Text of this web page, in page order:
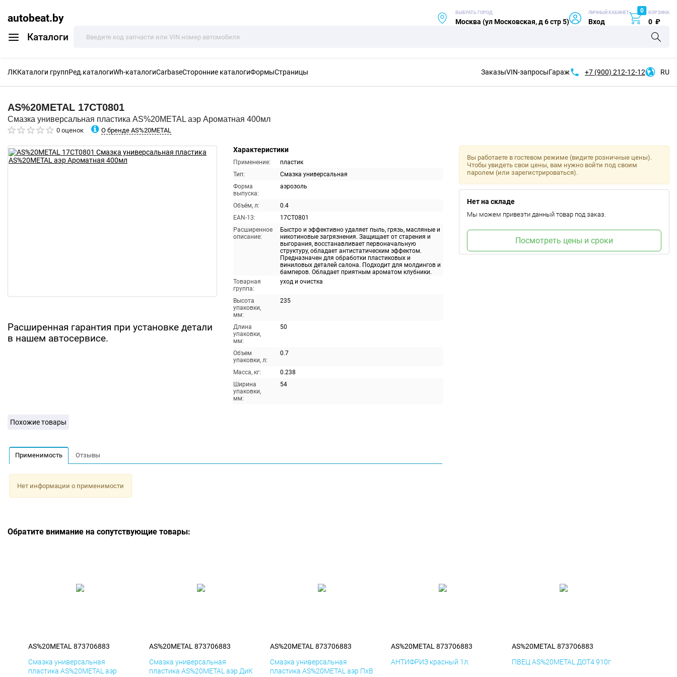
autobeat.by
Каталоги
ВЫБРАТЬ ГОРОД
Москва (ул Московская, д 6 стр 5)
ЛИЧНЫЙ КАБИНЕТ
Вход
0 КОРЗИНА
0 ₽
ЛККаталоги группРед.каталогиWh-каталогиCarbaseСторонние каталогиФормыСтраницы ЗаказыVIN-запросыГараж +7 (900) 212-12-12 RU
AS%20METAL 17CT0801
Смазка универсальная пластика AS%20METAL аэр Ароматная 400мл
0 оценок О бренде AS%20METAL
Расширенная гарантия при установке детали
в нашем автосервисе.
Характеристики
Применение:
пластик
Тип:
Смазка универсальная
Форма
выпуска:
аэрозоль
Объём, л:
0.4
EAN-13:
17CT0801
Расширенное
описание:
Быстро и эффективно удаляет пыль, грязь, масляные и
никотиновые загрязнения. Защищает от старения и
выгорания, восстанавливает первоначальную
структуру, обладает антистатическим эффектом.
Предназначен для обработки пластиковых и
виниловых деталей салона. Подходит для молдингов и
бамперов. Обладает приятным ароматом клубники.
Товарная
группа:
уход и очистка
Высота
упаковки,
мм:
235
Длина
упаковки,
мм:
50
Объем
упаковки, л:
0.7
Масса, кг:
0.238
Ширина
упаковки,
мм:
54
Вы работаете в гостевом режиме (видите розничные цены).
Чтобы увидеть свои цены, вам нужно войти под своим
паролем (или зарегистрироваться).
Нет на складе
Мы можем привезти данный товар под заказ.
Посмотреть цены и сроки
Похожие товары
Применимость Отзывы
Нет информации о применимости
Обратите внимание на сопутствующие товары:
AS%20METAL 873706883
Смазка универсальная
пластика AS%20METAL аэр
AS%20METAL 873706883
Смазка универсальная
пластика AS%20METAL аэр ДиК
AS%20METAL 873706883
Смазка универсальная
пластика AS%20METAL аэр ПхВ
AS%20METAL 873706883
АНТИФРИЗ красный 1л.
AS%20METAL 873706883
ПВЕЦ AS%20METAL ДОТ4 910г